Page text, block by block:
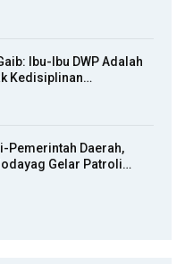
Ibu-Ibu DWP Adalah
Kedisiplinan…
Pemerintah Daerah,
Gelar Patroli…